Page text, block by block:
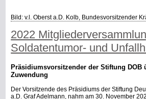
Bild: v.l. Oberst a.D. Kolb, Bundesvorsitzender
2022
Soldatentumor- und
Präsidiumsvorsitzender der Stiftung DOB
Zuwendung
Der Vorsitzende des Präsidiums der Stiftung
a.D. Graf Adelmann, nahm am 30. November